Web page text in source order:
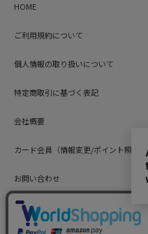
HOME
ご利用規約について
個人情報の取り扱いについて
特定商取引に基づく表記
会社概要
カード会員（情報変更/ポイント照会）
お問い合わせ